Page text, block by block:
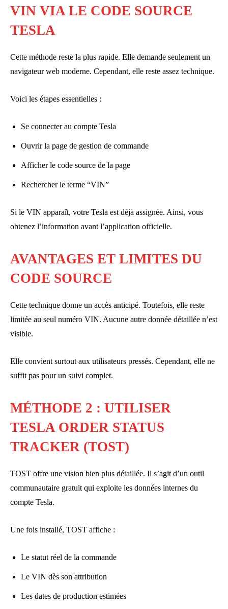
VIN VIA LE CODE SOURCE
TESLA
Cette méthode reste la plus rapide. Elle demande seulement un
navigateur web moderne. Cependant, elle reste assez technique.
Voici les étapes essentielles :
Se connecter au compte Tesla
Ouvrir la page de gestion de commande
Afficher le code source de la page
Rechercher le terme “VIN”
Si le VIN apparaît, votre Tesla est déjà assignée. Ainsi, vous
obtenez l’information avant l’application officielle.
AVANTAGES ET LIMITES DU
CODE SOURCE
Cette technique donne un accès anticipé. Toutefois, elle reste
limitée au seul numéro VIN. Aucune autre donnée détaillée n’est
visible.
Elle convient surtout aux utilisateurs pressés. Cependant, elle ne
suffit pas pour un suivi complet.
MÉTHODE 2 : UTILISER
TESLA ORDER STATUS
TRACKER (TOST)
TOST offre une vision bien plus détaillée. Il s’agit d’un outil
communautaire gratuit qui exploite les données internes du
compte Tesla.
Une fois installé, TOST affiche :
Le statut réel de la commande
Le VIN dès son attribution
Les dates de production estimées